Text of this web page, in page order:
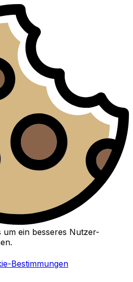
ein besseres Nutzer-
Bestimmungen